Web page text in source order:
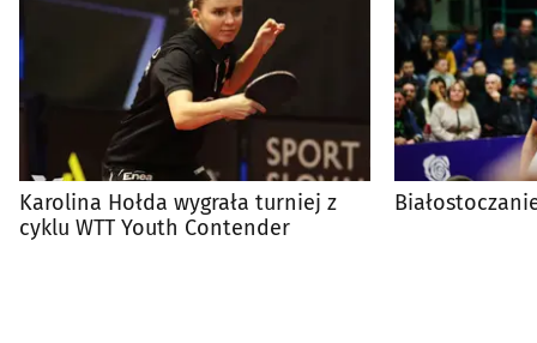
Karolina Hołda wygrała turniej z
cyklu WTT Youth Contender